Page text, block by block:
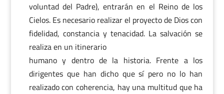
voluntad del Padre), entrarán en el Reino de los
Cielos. Es necesario realizar el proyecto de Dios con
fidelidad, constancia y tenacidad. La salvación se
realiza en un itinerario
humano y dentro de la historia. Frente a los
dirigentes que han dicho que sí pero no lo han
realizado con coherencia, hay una multitud que ha